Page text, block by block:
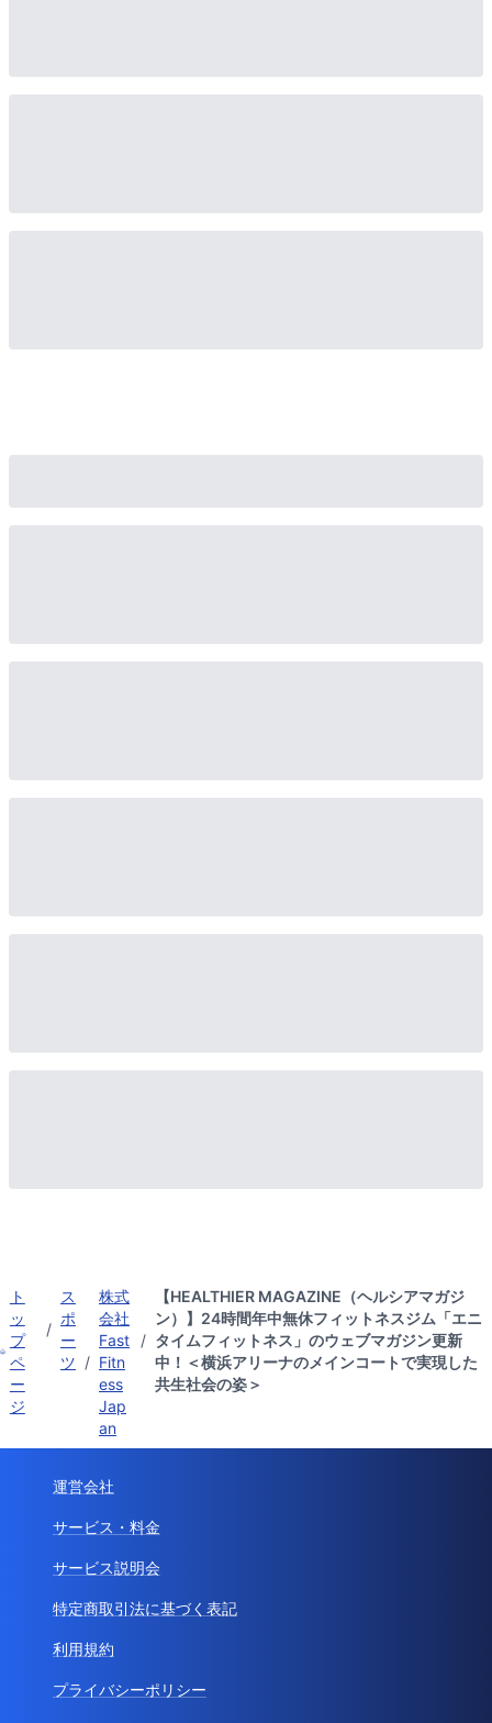
ト
ッ
プ
ペ
ー
ジ
/
ス
ポ
ー
ツ /
株式
会社
Fast
Fitn
ess
Jap
an
/
【HEALTHIER MAGAZINE（ヘルシアマガジ
ン）】24時間年中無休フィットネスジム「エニ
タイムフィットネス」のウェブマガジン更新
中！＜横浜アリーナのメインコートで実現した
共生社会の姿＞
運営会社
サービス・料金
サービス説明会
特定商取引法に基づく表記
利用規約
プライバシーポリシー